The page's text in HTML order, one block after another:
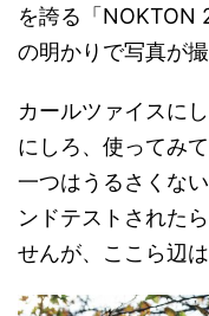
を誇る「NOKTON
の明かりで写真が
カールツァイスに
にしろ、使ってみ
一つはうるさくな
ンドテストされた
せんが、ここら辺